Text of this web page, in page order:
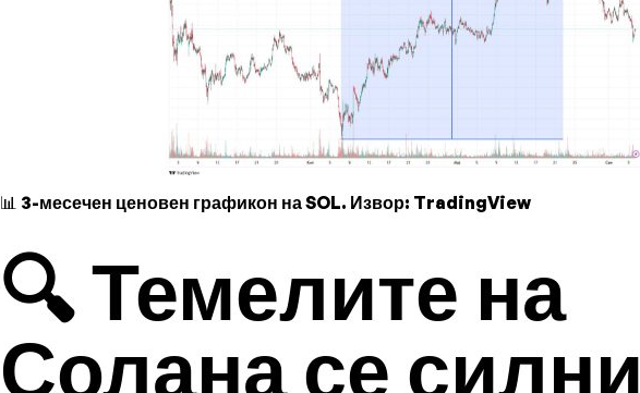
📊 3-месечен ценовен графикон на SOL. Извор: TradingView
🔍 Темелите на
Солана се силни